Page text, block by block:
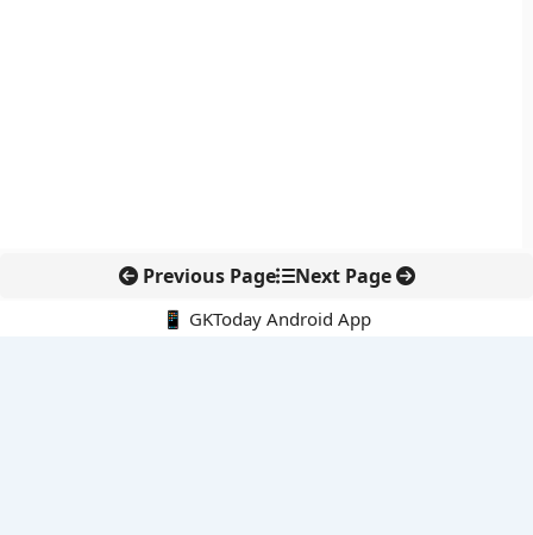
Previous Page Next Page
📱 GKToday Android App